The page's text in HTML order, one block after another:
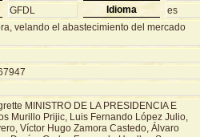
GFDL Idioma
es
velando el abastecimiento del mercado
MINISTRO DE LA PRESIDENCIA E
Murillo Prijic, Luis Fernando López Julio,
Víctor Hugo Zamora Castedo, Álvaro